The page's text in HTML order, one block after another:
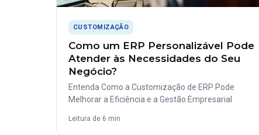
CUSTOMIZAÇÃO
Como um ERP Personalizável Pode
Atender às Necessidades do Seu
Negócio?
Entenda Como a Customização de ERP Pode
Melhorar a Eficiência e a Gestão Empresarial
Leitura de 6 min